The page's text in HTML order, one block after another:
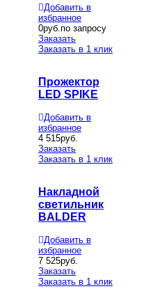
Добавить в
избранное
0руб.по запросу
Заказать
Заказать в 1 клик
Прожектор
LED SPIKE
Добавить в
избранное
4 515руб.
Заказать
Заказать в 1 клик
Накладной
светильник
BALDER
Добавить в
избранное
7 525руб.
Заказать
Заказать в 1 клик